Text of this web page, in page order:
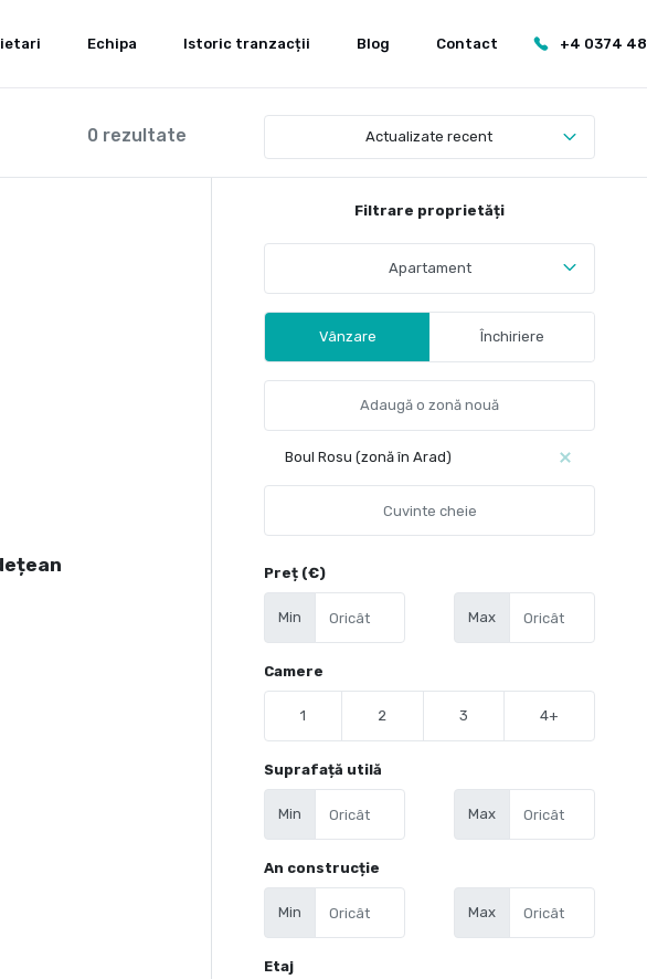
Echipa Istoric tranzacții Blog Contact +4 0374
0 rezultate Actualizate recent
Filtrare proprietăți
Apartament
Vânzare Închiriere
Boul Rosu (zonă în Arad)
Preț (€)
Min Max
Camere
1 2 3 4+
Suprafață utilă
Min Max
An construcție
Min Max
Etaj